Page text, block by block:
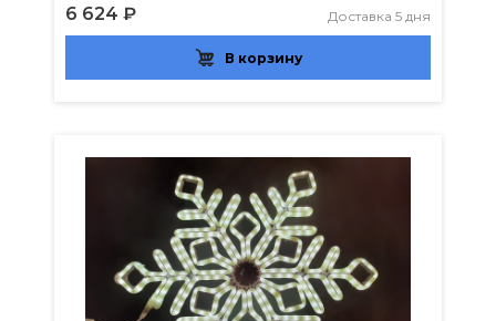
6 624 ₽ Доставка 5 дня
В корзину